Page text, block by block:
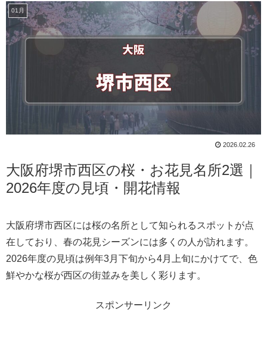
01月
2026.02.26
大阪府堺市西区の桜・お花見名所2選｜
2026年度の見頃・開花情報
大阪府堺市西区には桜の名所として知られるスポットが点
在しており、春の花見シーズンには多くの人が訪れます。
2026年度の見頃は例年3月下旬から4月上旬にかけてで、色
鮮やかな桜が西区の街並みを美しく彩ります。
スポンサーリンク